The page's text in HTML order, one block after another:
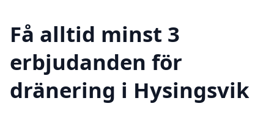
Få alltid minst 3
erbjudanden för
dränering i Hysingsvik